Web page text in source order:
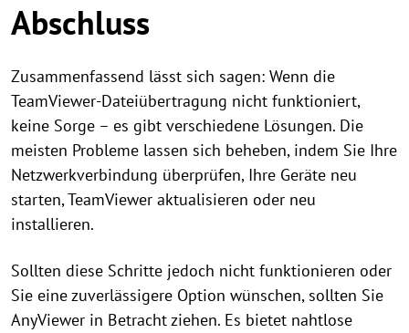
Abschluss
Zusammenfassend lässt sich sagen: Wenn die
TeamViewer-Dateiübertragung nicht funktioniert,
keine Sorge – es gibt verschiedene Lösungen. Die
meisten Probleme lassen sich beheben, indem Sie Ihre
Netzwerkverbindung überprüfen, Ihre Geräte neu
starten, TeamViewer aktualisieren oder neu
installieren.
Sollten diese Schritte jedoch nicht funktionieren oder
Sie eine zuverlässigere Option wünschen, sollten Sie
AnyViewer in Betracht ziehen. Es bietet nahtlose